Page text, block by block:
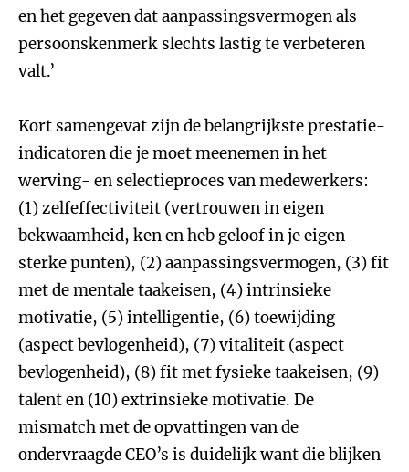
en het gegeven dat aanpassingsvermogen als
persoonskenmerk slechts lastig te verbeteren
valt.’
Kort samengevat zijn de belangrijkste prestatie-
indicatoren die je moet meenemen in het
werving- en selectieproces van medewerkers:
(1) zelfeffectiviteit (vertrouwen in eigen
bekwaamheid, ken en heb geloof in je eigen
sterke punten), (2) aanpassingsvermogen, (3) fit
met de mentale taakeisen, (4) intrinsieke
motivatie, (5) intelligentie, (6) toewijding
(aspect bevlogenheid), (7) vitaliteit (aspect
bevlogenheid), (8) fit met fysieke taakeisen, (9)
talent en (10) extrinsieke motivatie. De
mismatch met de opvattingen van de
ondervraagde CEO’s is duidelijk want die blijken